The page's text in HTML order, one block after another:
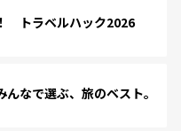
トラベルハック2026
なで選ぶ、旅のベスト。